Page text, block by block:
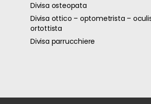
Divisa osteopata
Divisa ottico – optometrista –
ortottista
Divisa parrucchiere